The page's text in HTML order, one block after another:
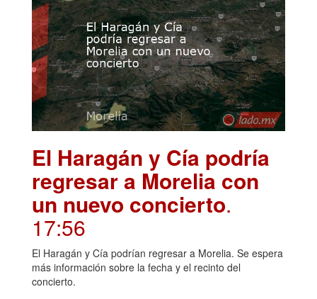
El Haragán y Cía podría
regresar a Morelia con
un nuevo concierto.
17:56
El Haragán y Cía podrían regresar a Morelia. Se espera
más información sobre la fecha y el recinto del
concierto.